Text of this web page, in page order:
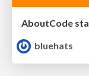
bluehats